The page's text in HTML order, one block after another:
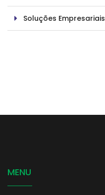
Soluções Empresariais
MENU